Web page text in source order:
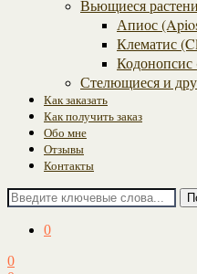
Вьющиеся
Апиос
Клематис
Кодонопсис
Стелющиеся и
Как заказать
Как получить заказ
Обо мне
Отзывы
Контакты
0
0